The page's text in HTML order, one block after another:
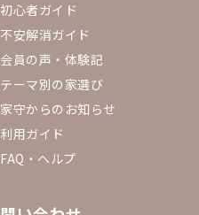
初心者ガイド
不安解消ガイド
会員の声・体験記
テーマ別の家選び
家守からのお知らせ
利用ガイド
FAQ・ヘルプ